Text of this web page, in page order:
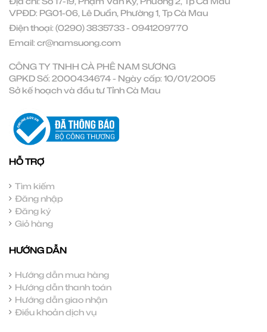
VPĐD: PG01-06, Lê Duẩn, Phường 1, Tp Cà Mau
Điện thoại: (0290) 3835733- 0941209770
Email: cr@namsuong.com
CÔNG TY TNHH CÀ PHÊ NAM SƯƠNG
GPKD Số: 2000434674 - Ngày cấp: 10/01/2005
Sở kế hoạch và đầu tư Tỉnh Cà Mau
HỖ TRỢ
Tìm kiếm
Đăng nhập
Đăng ký
Giỏ hàng
HƯỚNG DẪN
Hướng dẫn mua hàng
Hướng dẫn thanh toán
Hướng dẫn giao nhận
Điều khoản dịch vụ